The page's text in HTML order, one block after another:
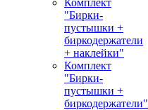
Комплект
"Бирки-
пустышки +
биркодержатели
+ наклейки"
Комплект
"Бирки-
пустышки +
биркодержатели"